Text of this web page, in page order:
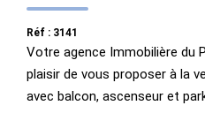
Réf : 3141
Votre agence Immobilière du
plaisir de vous proposer à la
avec balcon, ascenseur et